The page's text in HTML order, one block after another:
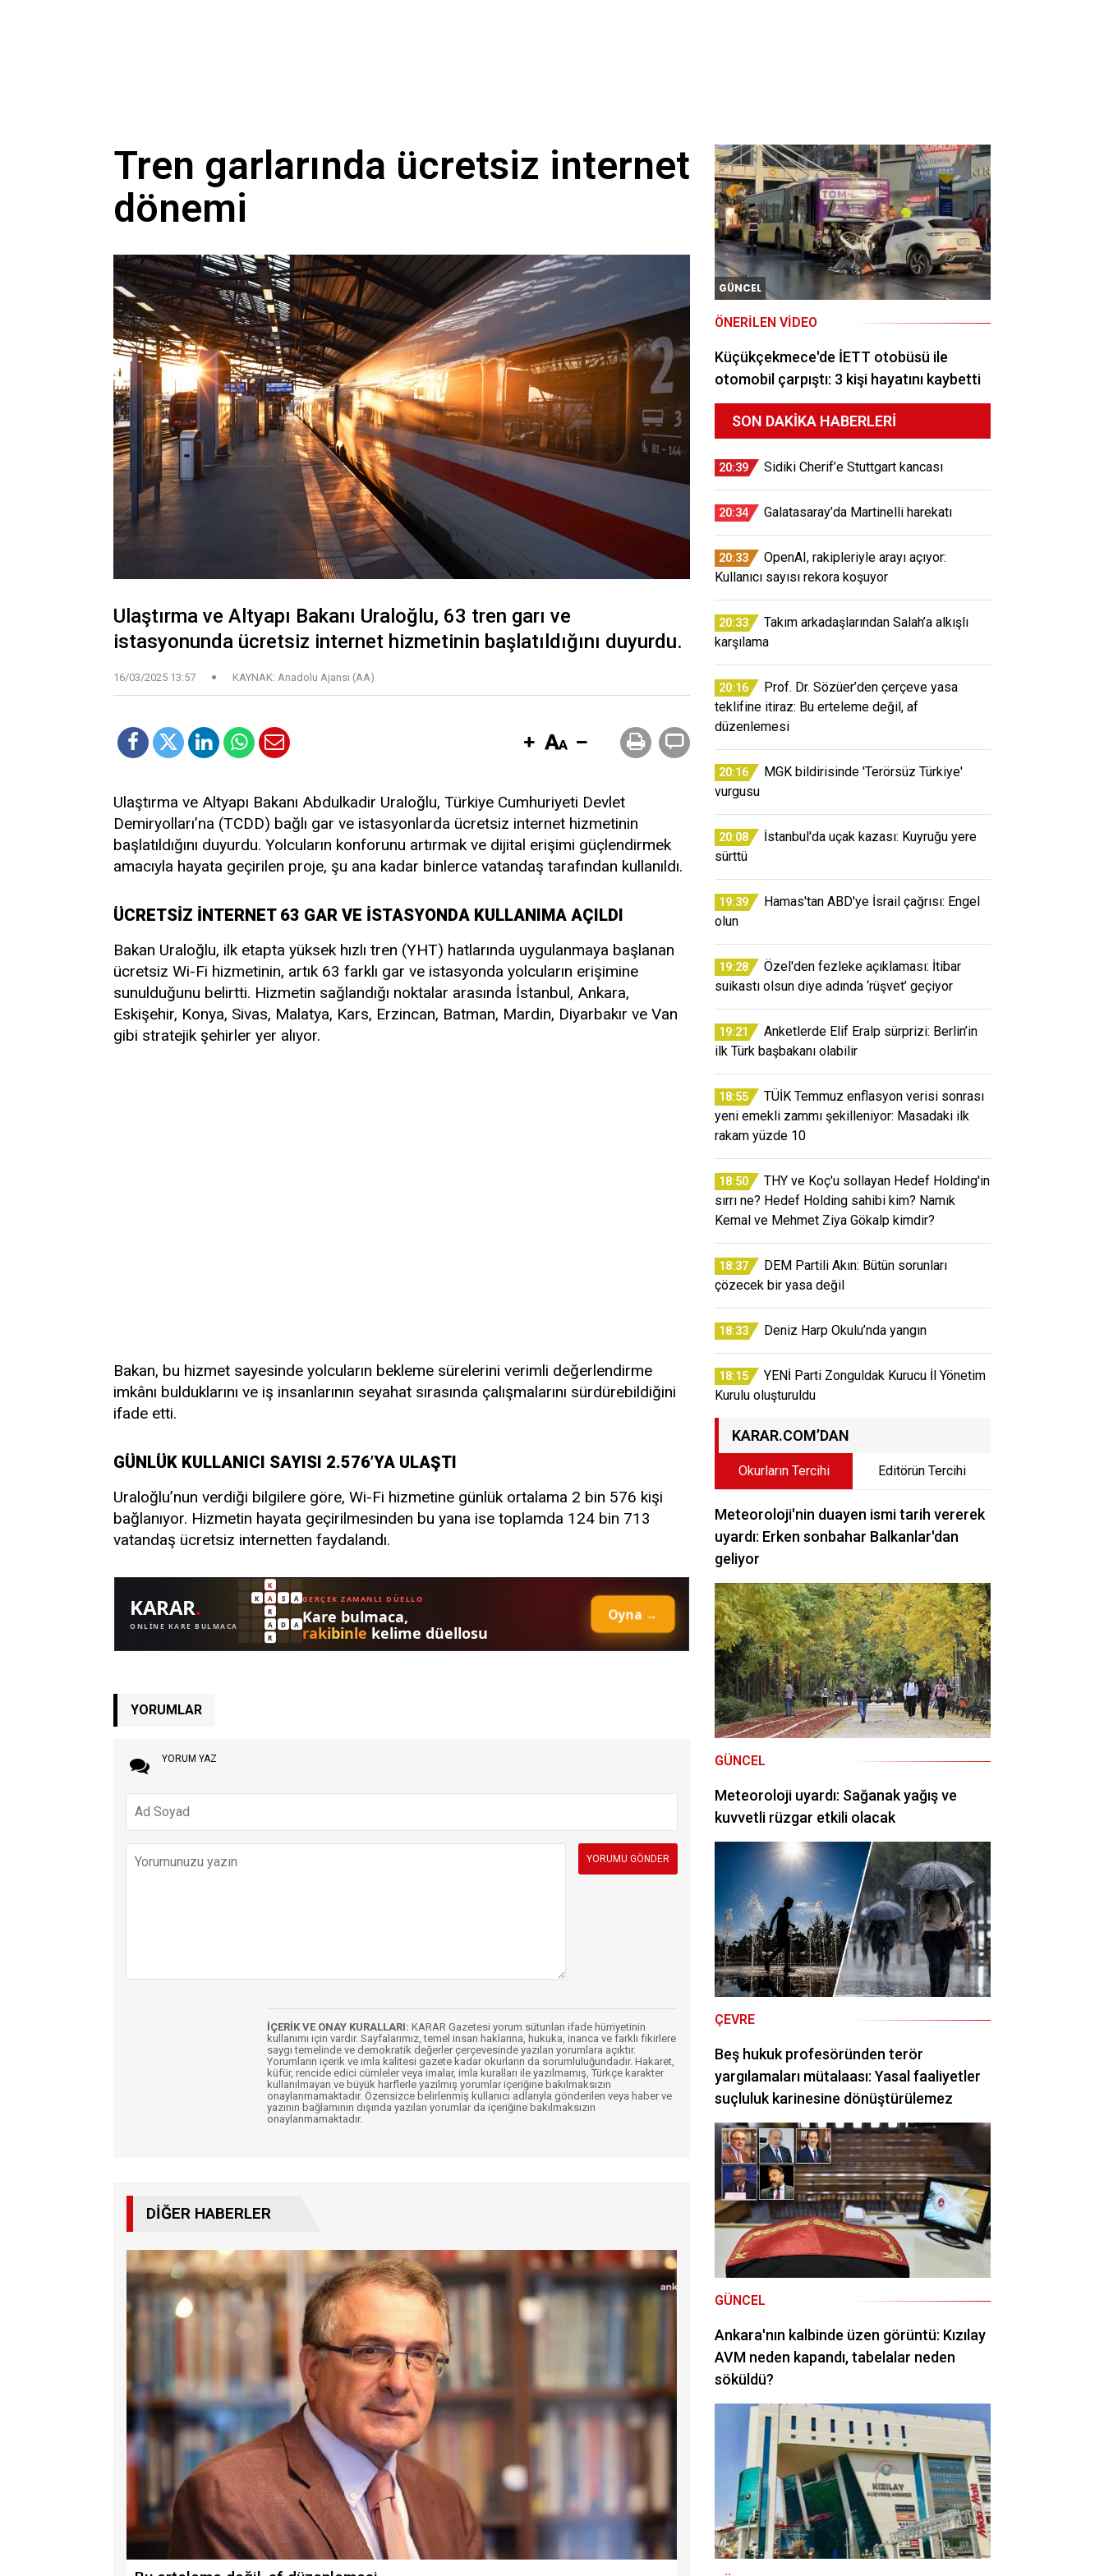
Tren garlarında ücretsiz internet
dönemi
Ulaştırma ve Altyapı Bakanı Uraloğlu, 63 tren garı ve
istasyonunda ücretsiz internet hizmetinin başlatıldığını duyurdu.
16/03/2025 13:57 KAYNAK: Anadolu Ajansı (AA)
Ulaştırma ve Altyapı Bakanı Abdulkadir Uraloğlu, Türkiye Cumhuriyeti Devlet
Demiryolları’na (TCDD) bağlı gar ve istasyonlarda ücretsiz internet hizmetinin
başlatıldığını duyurdu. Yolcuların konforunu artırmak ve dijital erişimi güçlendirmek
amacıyla hayata geçirilen proje, şu ana kadar binlerce vatandaş tarafından kullanıldı.
ÜCRETSİZ İNTERNET 63 GAR VE İSTASYONDA KULLANIMA AÇILDI
Bakan Uraloğlu, ilk etapta yüksek hızlı tren (YHT) hatlarında uygulanmaya başlanan
ücretsiz Wi-Fi hizmetinin, artık 63 farklı gar ve istasyonda yolcuların erişimine
sunulduğunu belirtti. Hizmetin sağlandığı noktalar arasında İstanbul, Ankara,
Eskişehir, Konya, Sivas, Malatya, Kars, Erzincan, Batman, Mardin, Diyarbakır ve Van
gibi stratejik şehirler yer alıyor.
Bakan, bu hizmet sayesinde yolcuların bekleme sürelerini verimli değerlendirme
imkânı bulduklarını ve iş insanlarının seyahat sırasında çalışmalarını sürdürebildiğini
ifade etti.
GÜNLÜK KULLANICI SAYISI 2.576’YA ULAŞTI
Uraloğlu’nun verdiği bilgilere göre, Wi-Fi hizmetine günlük ortalama 2 bin 576 kişi
bağlanıyor. Hizmetin hayata geçirilmesinden bu yana ise toplamda 124 bin 713
vatandaş ücretsiz internetten faydalandı.
YORUMLAR
YORUM YAZ
İÇERİK VE ONAY KURALLARI: KARAR Gazetesi yorum sütunları ifade hürriyetinin
kullanımı için vardır. Sayfalarımız, temel insan haklarına, hukuka, inanca ve farklı fikirlere
saygı temelinde ve demokratik değerler çerçevesinde yazılan yorumlara açıktır.
Yorumların içerik ve imla kalitesi gazete kadar okurların da sorumluluğundadır. Hakaret,
küfür, rencide edici cümleler veya imalar, imla kuralları ile yazılmamış, Türkçe karakter
kullanılmayan ve büyük harflerle yazılmış yorumlar içeriğine bakılmaksızın
onaylanmamaktadır. Özensizce belirlenmiş kullanıcı adlarıyla gönderilen veya haber ve
yazının bağlamının dışında yazılan yorumlar da içeriğine bakılmaksızın
onaylanmamaktadır.
DIĞER HABERLER
GÜNCEL
ÖNERILEN VIDEO
Küçükçekmece'de İETT otobüsü ile
otomobil çarpıştı: 3 kişi hayatını kaybetti
SON DAKIKA HABERLERI
20:39 Sidiki Cherif’e Stuttgart kancası
20:34 Galatasaray’da Martinelli harekatı
20:33
OpenAI, rakipleriyle arayı açıyor:
Kullanıcı sayısı rekora koşuyor
20:33
Takım arkadaşlarından Salah’a alkışlı
karşılama
20:16
Prof. Dr. Sözüer’den çerçeve yasa
teklifine itiraz: Bu erteleme değil, af
düzenlemesi
20:16
MGK bildirisinde 'Terörsüz Türkiye'
vurgusu
20:08
İstanbul'da uçak kazası: Kuyruğu yere
sürttü
19:39
Hamas'tan ABD'ye İsrail çağrısı: Engel
olun
19:28
Özel'den fezleke açıklaması: İtibar
suikastı olsun diye adında ‘rüşvet’ geçiyor
19:21
Anketlerde Elif Eralp sürprizi: Berlin’in
ilk Türk başbakanı olabilir
18:55
TÜİK Temmuz enflasyon verisi sonrası
yeni emekli zammı şekilleniyor: Masadaki ilk
rakam yüzde 10
18:50
THY ve Koç'u sollayan Hedef Holding'in
sırrı ne? Hedef Holding sahibi kim? Namık
Kemal ve Mehmet Ziya Gökalp kimdir?
18:37
DEM Partili Akın: Bütün sorunları
çözecek bir yasa değil
18:33 Deniz Harp Okulu’nda yangın
18:15
YENİ Parti Zonguldak Kurucu İl Yönetim
Kurulu oluşturuldu
KARAR.COM’DAN
Okurların Tercihi Editörün Tercihi
Meteoroloji'nin duayen ismi tarih vererek
uyardı: Erken sonbahar Balkanlar'dan
geliyor
GÜNCEL
Meteoroloji uyardı: Sağanak yağış ve
kuvvetli rüzgar etkili olacak
ÇEVRE
Beş hukuk profesöründen terör
yargılamaları mütalaası: Yasal faaliyetler
suçluluk karinesine dönüştürülemez
GÜNCEL
Ankara'nın kalbinde üzen görüntü: Kızılay
AVM neden kapandı, tabelalar neden
söküldü?